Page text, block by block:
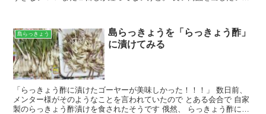
島らっきょう
島らっきょうを「らっきょう酢」
に漬けてみる
「らっきょう酢に漬けたゴーヤーが美味しかった！！！」 数日前、
メンター様がそのようなことを言われていたので とある会合で 自家
製のらっきょう酢漬けを食されたそうです 俄然、 らっきょう酢に興